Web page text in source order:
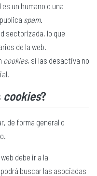
un humano o una
spam.
sectorizada, lo que
de la web.
cookies, si las desactiva no
cookies?
de forma general o
debe ir a la
buscar las asociadas